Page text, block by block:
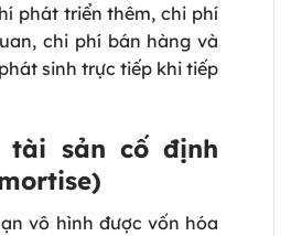
phát triển thêm, chi phí
chi phí bán hàng và
sinh trực tiếp khi tiếp
tài sản cố định
vô hình được vốn hóa